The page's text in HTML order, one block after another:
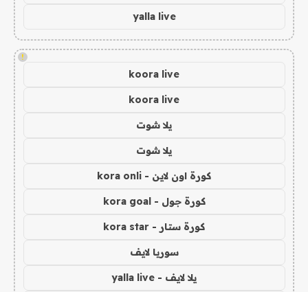
yalla live
!
koora live
koora live
يلا شوت
يلا شوت
كورة اون لاين - kora onli
كورة جول - kora goal
كورة ستار - kora star
سوريا لايف
يلا لايف - yalla live